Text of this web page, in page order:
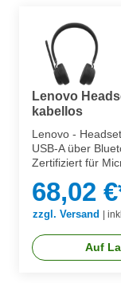
Lenovo
kabellos
Lenovo -
USB-A über
Zertifiziert für
68,02
zzgl. Versand |
Auf